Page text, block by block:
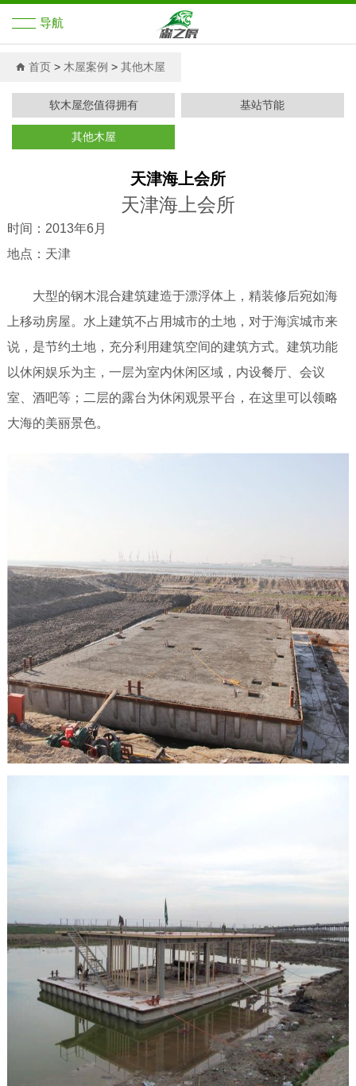
导航
首页 > 木屋案例 > 其他木屋
软木屋您值得拥有 基站节能
其他木屋
天津海上会所
天津海上会所
时间：2013年6月
地点：天津
大型的钢木混合建筑建造于漂浮体上，精装修后宛如海
上移动房屋。水上建筑不占用城市的土地，对于海滨城市来
说，是节约土地，充分利用建筑空间的建筑方式。建筑功能
以休闲娱乐为主，一层为室内休闲区域，内设餐厅、会议
室、酒吧等；二层的露台为休闲观景平台，在这里可以领略
大海的美丽景色。
首页
展示之家
木屋解决方案
关于森之虎
木屋知识培训
木屋资料
联系我们